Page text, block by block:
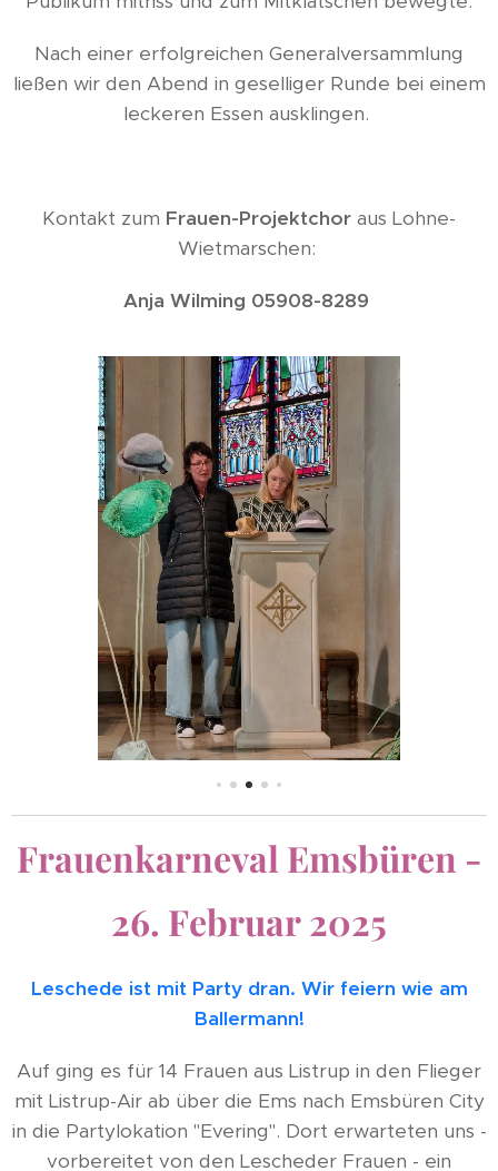
Nach einer erfolgreichen Generalversammlung
ließen wir den Abend in geselliger Runde bei einem
leckeren Essen ausklingen.
Kontakt zum Frauen-Projektchor aus Lohne-
Wietmarschen:
Anja Wilming 05908-8289
Frauenkarneval Emsbüren -
26. Februar 2025
Leschede ist mit Party dran. Wir feiern wie am
Ballermann!
Auf ging es für 14 Frauen aus Listrup in den Flieger
mit Listrup-Air ab über die Ems nach Emsbüren City
in die Partylokation "Evering". Dort erwarteten uns -
vorbereitet von den Lescheder Frauen - ein